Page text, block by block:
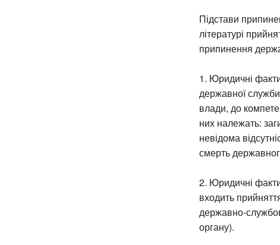
Підстави
літературі
припинення
1. Юридичні
державної
влади, до
них належать:
невідома
смерть
2. Юридичні
входить
державно-
органу).